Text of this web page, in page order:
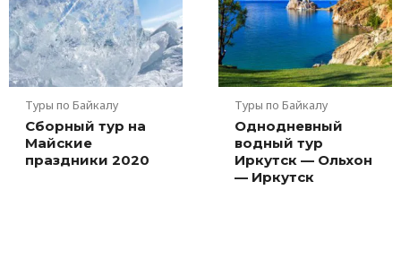
Туры по Байкалу
Сборный тур на
Майские
праздники 2020
Туры по Байкалу
Однодневный
водный тур
Иркутск — Ольхон
— Иркутск